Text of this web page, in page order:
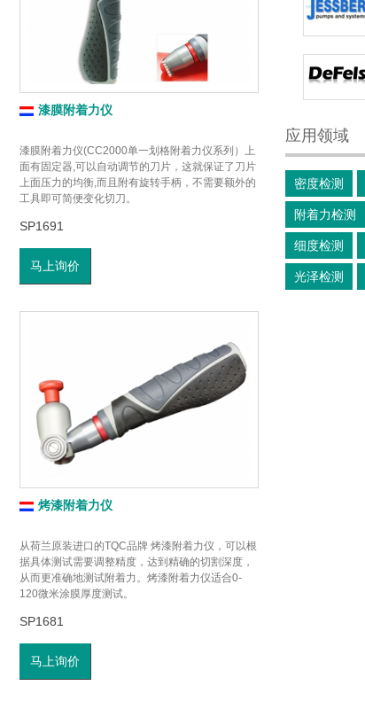
漆膜附着力仪
漆膜附着力仪(CC2000单一划格附着力仪系列）上
面有固定器,可以自动调节的刀片，这就保证了刀片
上面压力的均衡,而且附有旋转手柄，不需要额外的
工具即可简便变化切刀。
SP1691
马上询价
烤漆附着力仪
从荷兰原装进口的TQC品牌 烤漆附着力仪，可以根
据具体测试需要调整精度，达到精确的切割深度，
从而更准确地测试附着力。烤漆附着力仪适合0-
120微米涂膜厚度测试。
SP1681
马上询价
应用领域
密度检测
附着力检测
细度检测
光泽检测